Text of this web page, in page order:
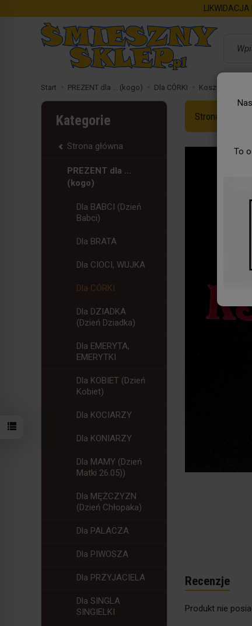
To
Start PREZENT dla ... (kogo) Dla CÓRKI Koszulka -
Strona Główna
Recenzje
Produkt nie
Kategorie
Strona główna
PREZENT dla ...
(kogo)
Dla BABCI (Dzień
Babci)
Dla BRATA
Dla CIOCI, WUJKA
Dla CÓRKI
Dla DZIADKA
(Dzień Dziadka)
Dla EMERYTA,
EMERYTKI
Dla KOBIET (Dzień
Kobiet)
Dla KOCIARZY
Dla KONIARZY
Dla MAMY (Dzień
Matki 26.05))
Dla MĘŻCZYZN
(Dzień Chłopaka)
Dla PALACZA
Dla PIWOSZA
Dla PRZYJACIELA
Dla SINGLA
SINGIELKI